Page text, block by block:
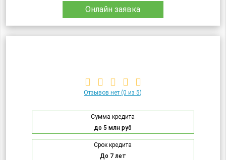
Онлайн заявка
Отзывов нет (0 из 5)
Сумма кредита
до 5 млн руб
Срок кредита
До 7 лет